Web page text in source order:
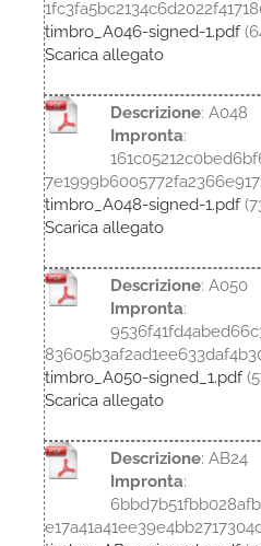
timbro_A046-signed-1.pdf
Scarica allegato
Descrizione: A048
Impronta:
timbro_A048-signed-1.pdf
Scarica allegato
Descrizione: A050
Impronta:
timbro_A050-signed_1.pdf
Scarica allegato
Descrizione: AB24
Impronta: